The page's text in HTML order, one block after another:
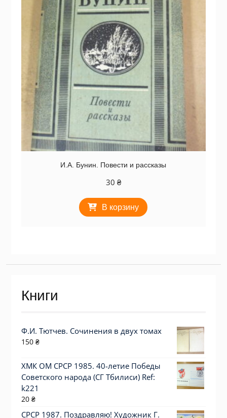
И.А. Бунин. Повести и рассказы
30 ₴
В корзину
Книги
Ф.И. Тютчев. Сочинения в двух томах
150 ₴
ХМК ОМ СРСР 1985. 40-летие Победы
Советского народа (СГ Тбилиси) Ref:
k221
20 ₴
СРСР 1987. Поздравляю! Художник Г.